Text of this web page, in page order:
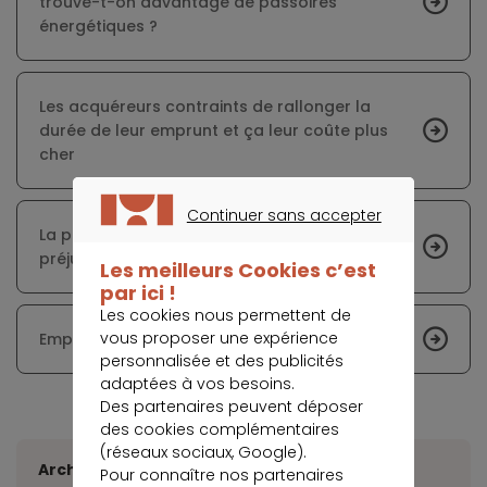
énergétiques ?
Les acquéreurs contraints de rallonger la
durée de leur emprunt et ça leur coûte plus
cher
La présence d’éolienne est-il vraiment
préjudiciable à la vente d’un bien immobilier ?
Emprunter seul, un projet accessible
Archives
Continuer sans accepter
Les meilleurs Cookies c’est
par ici !
Les cookies nous permettent de
vous proposer une expérience
personnalisée et des publicités
adaptées à vos besoins.
Des partenaires peuvent déposer
des cookies complémentaires
(réseaux sociaux, Google).
Pour connaître nos partenaires